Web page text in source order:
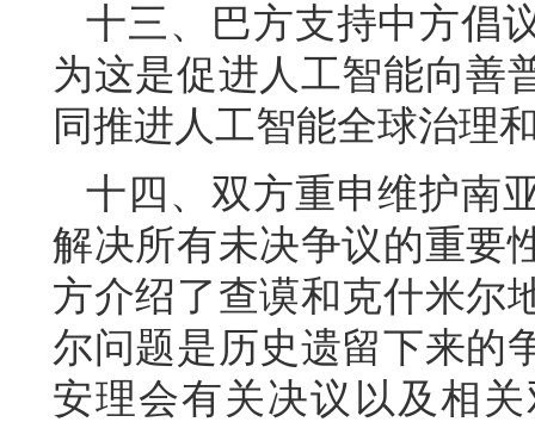
十三、巴方支持中方倡
为这是促进人工智能向善
同推进人工智能全球治理
十四、双方重申维护南
解决所有未决争议的重要
方介绍了查谟和克什米尔
尔问题是历史遗留下来的
安理会有关决议以及相